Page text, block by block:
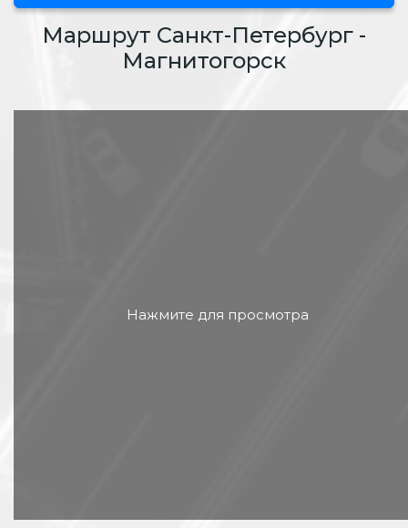
Маршрут Санкт-Петербург -
Магнитогорск